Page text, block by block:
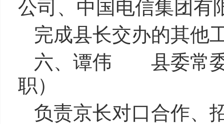
公司、中国电信集团有
完成县长交办的其他
六、谭伟 县委常委
职）
负责京长对口合作、